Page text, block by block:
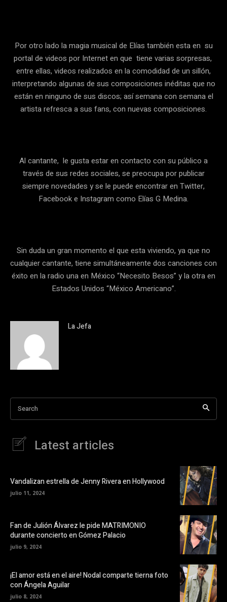
Por otro lado la magia musical de Elías también esta en su
portal de videos por Internet en que tiene varias sorpresas,
entre ellas, videos realizados en la comodidad de un sillón,
interpretando algunas de sus composiciones inéditas que no
están en ninguno de sus discos; así semana con semana el
artista refresca a sus fans, con nuevas composiciones.
Al cantante, le gusta estar en contacto con su público a
través de sus redes sociales, se preocupa por publicar
siempre novedades y se le puede encontrar en Twitter,
Facebook e Instagram como Elías G Medina.
Sin duda un gran momento el que esta viviendo, ya que no
cualquier cantante, tiene simultáneamente dos canciones con
éxito en la radio una en México “Necesito Besos” y la otra en
Estados Unidos “México Americano”.
La Jefa
Search
Latest articles
Vandalizan estrella de Jenny Rivera en Hollywood
julio 11, 2024
Fan de Julión Álvarez le pide MATRIMONIO
durante concierto en Gómez Palacio
julio 9, 2024
¡El amor está en el aire! Nodal comparte tierna foto
con Ángela Aguilar
julio 8, 2024